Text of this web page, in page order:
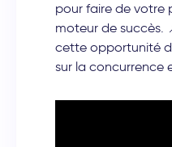
pour faire de votre
moteur de succès.
cette opportunité
sur la concurrence